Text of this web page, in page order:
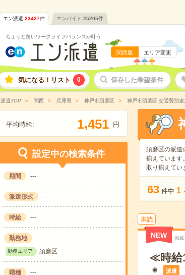
エン派遣 23427件 エンバイト 25205件
ちょうど良いワークライフバランスが叶う
関西版 エリア変更
気になる！リスト 0 保存した希望条件
派遣TOP 関西 兵庫県 神戸市須磨区 神戸市須磨区 交通費別
平均時給: 1,451 円
設定中の検索条件
期間 ---
派遣形式 ---
時給 ---
勤務地
勤務エリア 須磨区
職種 ---
須磨区の派遣
揃えています
取り揃えてい
63 件中 1
未読
NEW 掲載
≪時給
＊
派遣